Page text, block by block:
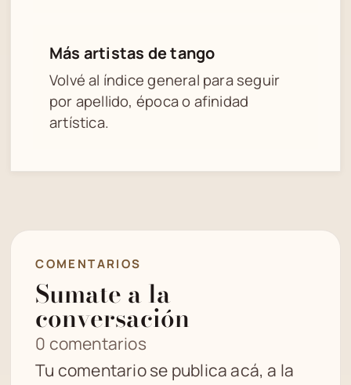
Más artistas de tango
Volvé al índice general para seguir
por apellido, época o afinidad
artística.
COMENTARIOS
Sumate a la
conversación
0 comentarios
Tu comentario se publica acá, a la